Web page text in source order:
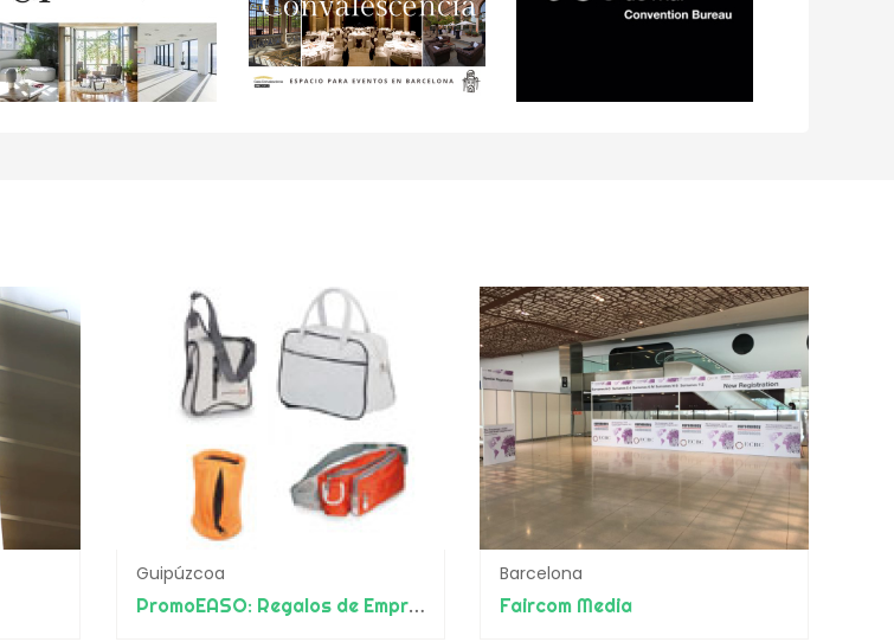
Guipúzcoa
PromoEASO: Regalos de Empresa y Promocionales
Barcelona
Faircom Media